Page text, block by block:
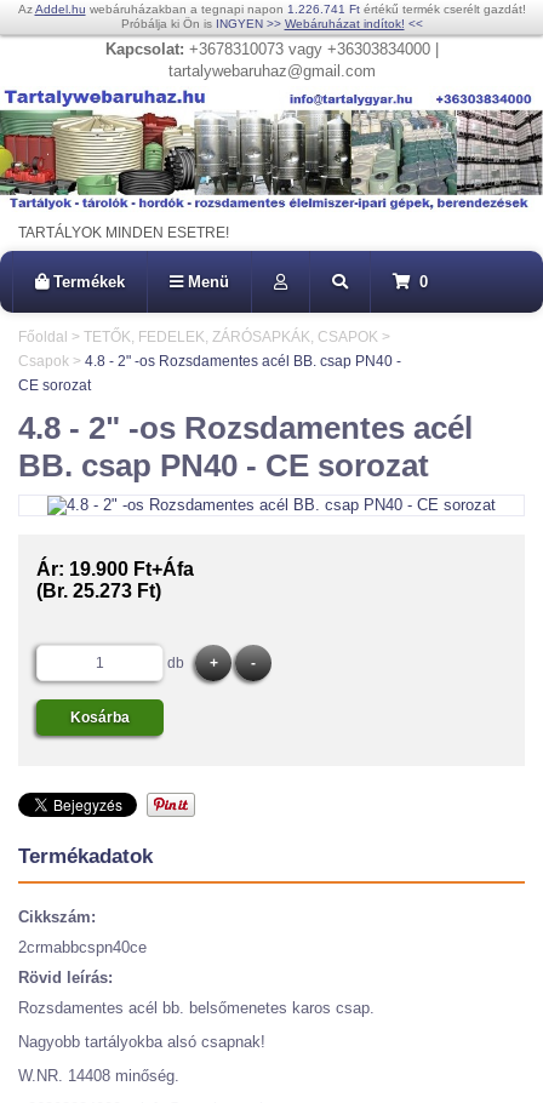
AzAddel.hu webáruházakban a tegnapi napon 1.226.741 Ftértékű termék cserélt gazdát!
Próbálja ki Ön is INGYEN >> Webáruházat indítok! <<
Kapcsolat: +3678310073 vagy +36303834000 |
tartalywebaruhaz@gmail.com
TARTÁLYOK MINDEN ESETRE!
Termékek Menü 0
Főoldal > TETŐK, FEDELEK, ZÁRÓSAPKÁK, CSAPOK >
Csapok > 4.8 - 2" -os Rozsdamentes acél BB. csap PN40 -
CE sorozat
4.8 - 2" -os Rozsdamentes acél
BB. csap PN40 - CE sorozat
Ár: 19.900 Ft+Áfa
(Br. 25.273 Ft)
db
Termékadatok
Cikkszám:
2crmabbcspn40ce
Rövid leírás:
Rozsdamentes acél bb. belsőmenetes karos csap.
Nagyobb tartályokba alsó csapnak!
W.NR. 14408 minőség.